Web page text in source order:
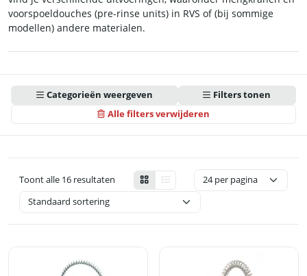
voorspoeldouches (pre-rinse units) in RVS of (bij sommige
modellen) andere materialen.
Categorieën weergeven
Alle filters verwijderen
Filters tonen
Toont alle 16 resultaten